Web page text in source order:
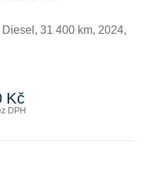
Diesel , 31 400 km, 2024,
Kč
DPH